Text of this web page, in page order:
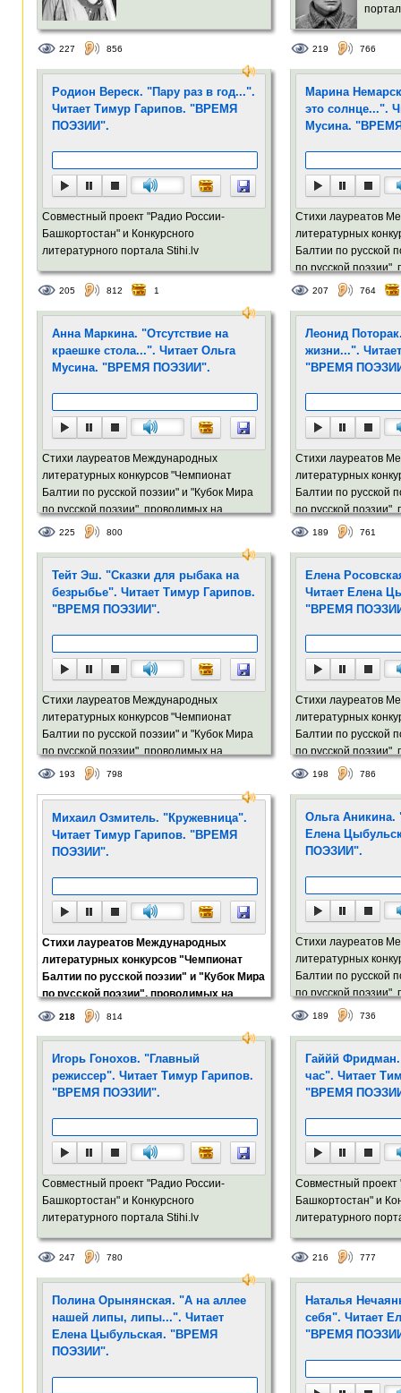
227 856 219 766
Родион Вереск. "Пару раз в год...".
Читает Тимур Гарипов. "ВРЕМЯ
ПОЭЗИИ".
Совместный проект "Радио России-
Башкортостан" и Конкурсного
литературного портала Stihi.lv
205 812 1
Марина
это солнце...".
Мусина.
Стихи лауреатов
литературных
Балтии по русской
по русской
портале Stihi.lv
207 764
Анна Маркина. "Отсутствие на
краешке стола...". Читает Ольга
Мусина. "ВРЕМЯ ПОЭЗИИ".
Стихи лауреатов Международных
литературных конкурсов "Чемпионат
Балтии по русской поэзии" и "Кубок Мира
по русской поэзии", проводимых на
портале Stihi.lv
225 800
Леонид
жизни...".
"ВРЕМЯ
Стихи лауреатов
литературных
Балтии по русской
по русской
портале Stihi.lv
189 761
Тейт Эш. "Сказки для рыбака на
безрыбье". Читает Тимур Гарипов.
"ВРЕМЯ ПОЭЗИИ".
Стихи лауреатов Международных
литературных конкурсов "Чемпионат
Балтии по русской поэзии" и "Кубок Мира
по русской поэзии", проводимых на
портале Stihi.lv
193 798
Елена
Читает Елена
"ВРЕМЯ
Стихи лауреатов
литературных
Балтии по русской
по русской
портале Stihi.lv
198 786
Михаил Озмитель. "Кружевница".
Читает Тимур Гарипов. "ВРЕМЯ
ПОЭЗИИ".
Стихи лауреатов Международных
литературных конкурсов "Чемпионат
Балтии по русской поэзии" и "Кубок Мира
по русской поэзии", проводимых на
портале Stihi.lv
218 814
Ольга Аникина.
Елена
ПОЭЗИИ".
Стихи лауреатов
литературных
Балтии по русской
по русской
портале Stihi.lv
189 736
Игорь Гонохов. "Главный
режиссер". Читает Тимур Гарипов.
"ВРЕМЯ ПОЭЗИИ".
Совместный проект "Радио России-
Башкортостан" и Конкурсного
литературного портала Stihi.lv
247 780
Гаййй
час". Читает
"ВРЕМЯ
Совместный проект
Башкортостан" и
литературного
216 777
Полина Орынянская. "А на аллее
нашей липы, липы...". Читает
Елена Цыбульская. "ВРЕМЯ
ПОЭЗИИ".
Наталья
себя". Читает
"ВРЕМЯ